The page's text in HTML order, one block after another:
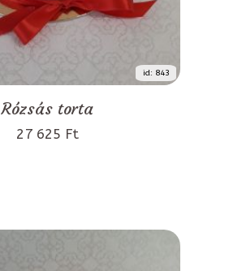
id: 843
Rózsás torta
27 625 Ft